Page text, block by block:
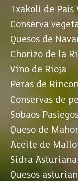
Txakoli de País
Conserva
Quesos de
Chorizo de la
Vino de Rioja
Peras de
Conservas de
Sobaos
Queso de
Aceite de
Sidra Asturiana
Quesos